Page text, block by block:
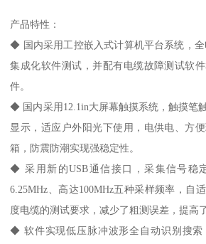
产品特性：
◆ 国内采用工控嵌入式计算机平台系统，全
集成化软件测试，并配有电缆故障测试软
件。
◆ 国内采用12.1in大屏幕触摸系统，触摸笔
显示，适应户外阳光下使用，电供电、方
箱，防震防潮实现强稳定性。
◆ 采用新的USB通信接口，采集信号稳
6.25MHz、高达100MHz五种采样频率，自
度电缆的测试要求，减少了粗测误差，提高
◆ 软件实现低压脉冲波形全自动识别搜索